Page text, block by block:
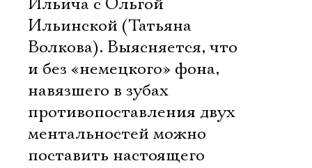
Ильича с Ольгой
Ильинской (Татьяна
Волкова). Выясняется, что
и без «немецкого» фона,
навязшего в зубах
противопоставления двух
ментальностей можно
поставить настоящего